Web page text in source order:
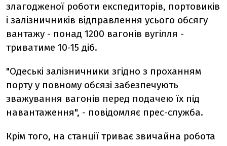
злагодженої роботи експедиторів, портовиків
і залізничників відправлення усього обсягу
вантажу - понад 1200 вагонів вугілля -
триватиме 10-15 діб.
"Одеські залізничники згідно з проханням
порту у повному обсязі забезпечують
зважування вагонів перед подачею їх під
навантаження", - повідомляє прес-служба.
Крім того, на станції триває звичайна робота